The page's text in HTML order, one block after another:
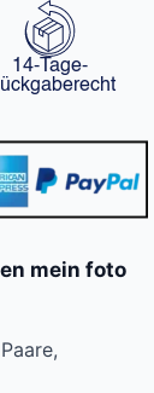
14-Tage-
mein foto